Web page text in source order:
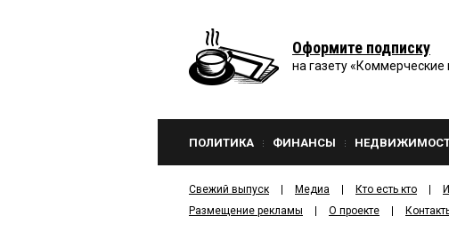
Оформите подписку
на газету «Коммерческие
ПОЛИТИКА ФИНАНСЫ
Свежий выпуск Медиа Кто есть кто
Размещение рекламы
О проекте